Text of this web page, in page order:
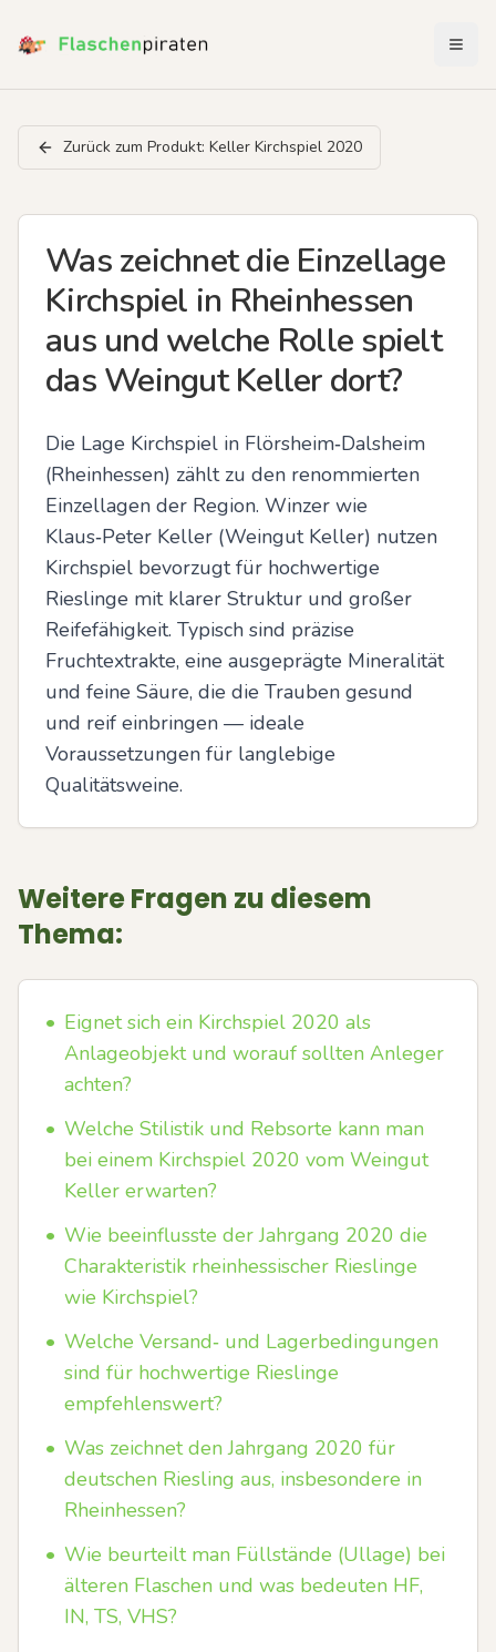
Zurück zum Produkt: Keller Kirchspiel 2020
Was zeichnet die Einzellage
Kirchspiel in Rheinhessen
aus und welche Rolle spielt
das Weingut Keller dort?
Die Lage Kirchspiel in Flörsheim‑Dalsheim
(Rheinhessen) zählt zu den renommierten
Einzellagen der Region. Winzer wie
Klaus‑Peter Keller (Weingut Keller) nutzen
Kirchspiel bevorzugt für hochwertige
Rieslinge mit klarer Struktur und großer
Reifefähigkeit. Typisch sind präzise
Fruchtextrakte, eine ausgeprägte Mineralität
und feine Säure, die die Trauben gesund
und reif einbringen — ideale
Voraussetzungen für langlebige
Qualitätsweine.
Weitere Fragen zu diesem
Thema:
• Eignet sich ein Kirchspiel 2020 als
Anlageobjekt und worauf sollten Anleger
achten?
• Welche Stilistik und Rebsorte kann man
bei einem Kirchspiel 2020 vom Weingut
Keller erwarten?
• Wie beeinflusste der Jahrgang 2020 die
Charakteristik rheinhessischer Rieslinge
wie Kirchspiel?
• Welche Versand‑ und Lagerbedingungen
sind für hochwertige Rieslinge
empfehlenswert?
• Was zeichnet den Jahrgang 2020 für
deutschen Riesling aus, insbesondere in
Rheinhessen?
• Wie beurteilt man Füllstände (Ullage) bei
älteren Flaschen und was bedeuten HF,
IN, TS, VHS?